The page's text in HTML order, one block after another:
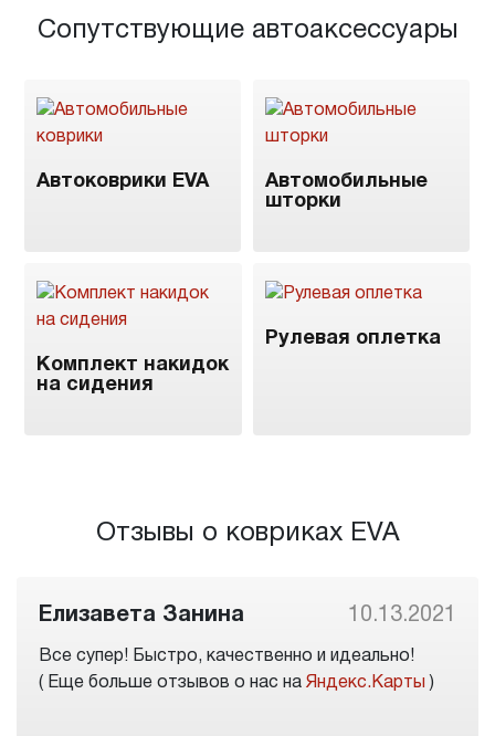
Сопутствующие автоаксессуары
Автоковрики EVA
Автомобильные
шторки
Комплект накидок
на сидения
Рулевая оплетка
Отзывы о ковриках EVA
Елизавета Занина 10.13.2021
Все супер! Быстро, качественно и идеально!
( Еще больше отзывов о нас на Яндекс.Карты )